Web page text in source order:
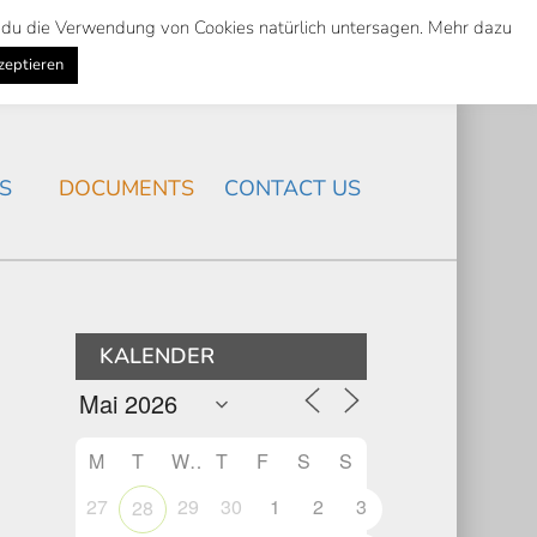
Suche
Search
NEWS
DOCUMENTS CONTACT US
KALENDER
M T W T F S
S
27
28 29 30 1 2
3
die Verwendung von Cookies natürlich untersagen. Mehr dazu